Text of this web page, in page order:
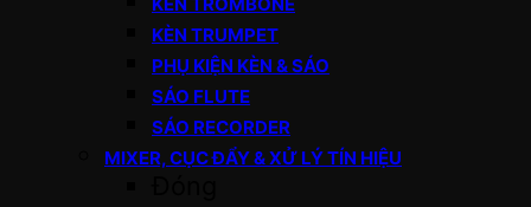
KÈN TRUMPET
PHỤ KIỆN KÈN & SÁO
SÁO FLUTE
SÁO RECORDER
MIXER, CỤC ĐẨY & XỬ LÝ TÍN HIỆU